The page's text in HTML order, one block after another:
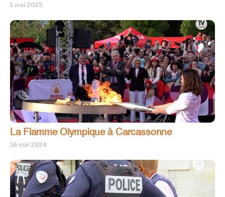
1 mai 2025
La Flamme Olympique à Carcassonne
16 mai 2024